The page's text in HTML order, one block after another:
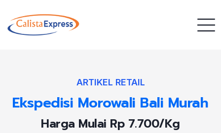
ARTIKEL RETAIL
Ekspedisi Morowali Bali Murah
Harga Mulai Rp 7.700/Kg